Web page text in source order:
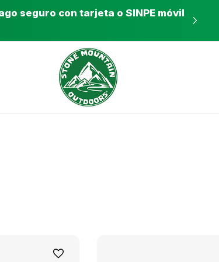
seguro con tarjeta o SINPE móvil
el país con Correos de Costa